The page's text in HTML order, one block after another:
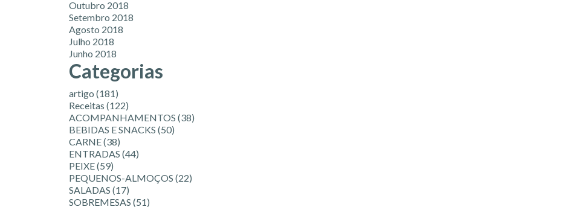
Outubro 2018
Setembro 2018
Agosto 2018
Julho 2018
Junho 2018
Categorias
artigo (181)
Receitas (122)
ACOMPANHAMENTOS (38)
BEBIDAS E SNACKS (50)
CARNE(38)
ENTRADAS (44)
PEIXE(59)
PEQUENOS-ALMOÇOS (22)
SALADAS (17)
SOBREMESAS (51)